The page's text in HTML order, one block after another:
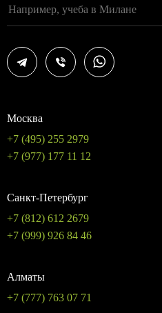
Москва
+7 (495) 255 2979
+7 (977) 177 11 12
Санкт-Петербург
+7 (812) 612 2679
+7 (999) 926 84 46
Алматы
+7 (777) 763 07 71